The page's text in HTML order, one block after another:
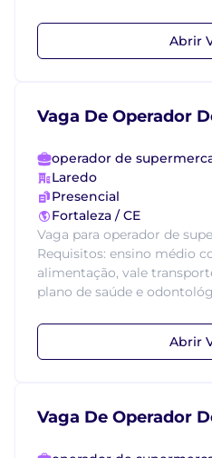
Abrir
Vaga De Operador
operador de
Laredo
Presencial
Fortaleza / CE
Vaga para operador de
Requisitos: ensino médio
alimentação, vale
plano de saúde e
Abrir
Vaga De Operador